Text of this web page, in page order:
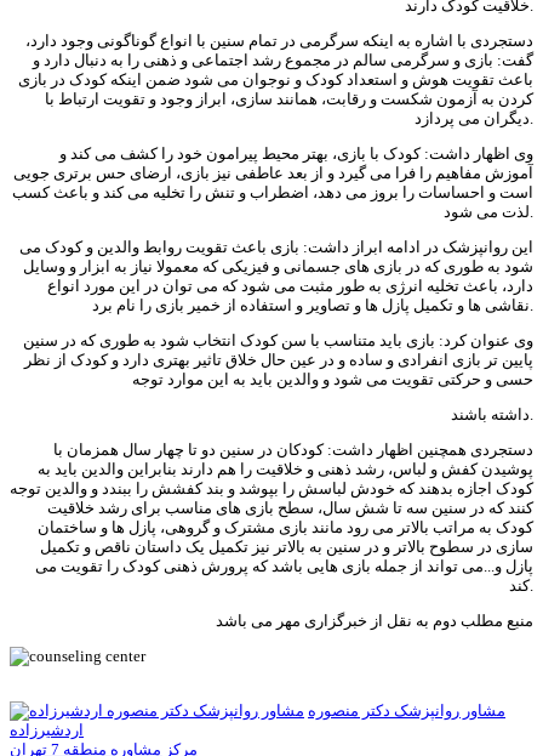
دستجردی با اشاره به اینکه سرگرمی در تمام سنین با انواع گوناگونی وجود دارد،
گفت: بازی و سرگرمی سالم در مجموع رشد اجتماعی و ذهنی را به دنبال دارد و
باعث تقویت هوش و استعداد کودک و نوجوان می شود ضمن اینکه کودک در بازی
کردن به آزمون شکست و رقابت، همانند سازی، ابراز وجود و تقویت ارتباط با
وی اظهار داشت: کودک با بازی، بهتر محیط پیرامون خود را کشف می کند و
آموزش مفاهیم را فرا می گیرد و از بعد عاطفی نیز بازی، ارضای حس برتری جویی
است و احساسات را بروز می دهد، اضطراب و تنش را تخلیه می کند و باعث کسب
این روانپزشک در ادامه ابراز داشت: بازی باعث تقویت روابط والدین و کودک می
شود به طوری که در بازی های جسمانی و فیزیکی که معمولا نیاز به ابزار و وسایل
دارد، باعث تخلیه انرژی به طور مثبت می شود که می توان در این مورد انواع
وی عنوان کرد: بازی باید متناسب با سن کودک انتخاب شود به طوری که در سنین
پایین تر بازی انفرادی و ساده و در عین حال خلاق تاثیر بهتری دارد و کودک از نظر
حسی و حرکتی تقویت می شود و والدین باید به این موارد توجه
دستجردی همچنین اظهار داشت: کودکان در سنین دو تا چهار سال همزمان با
پوشیدن کفش و لباس، رشد ذهنی و خلاقیت را هم دارند بنابراین والدین باید به
کودک اجازه بدهند که خودش لباسش را بپوشد و بند کفشش را ببندد و والدین توجه
کنند که در سنین سه تا شش سال، سطح بازی های مناسب برای رشد خلاقیت
کودک به مراتب بالاتر می رود مانند بازی مشترک و گروهی، پازل ها و ساختمان
سازی در سطوح بالاتر و در سنین به بالاتر نیز تکمیل یک داستان ناقص و تکمیل
پازل و...می تواند از جمله بازی هایی باشد که پرورش ذهنی کودک را تقویت می
کند.
منبع مطلب دوم به نقل از خبرگزاری مهر می باشد
مشاور روانپزشک دکتر منصوره
اردشیرزاده
مرکز مشاوره منطقه 7 تهران